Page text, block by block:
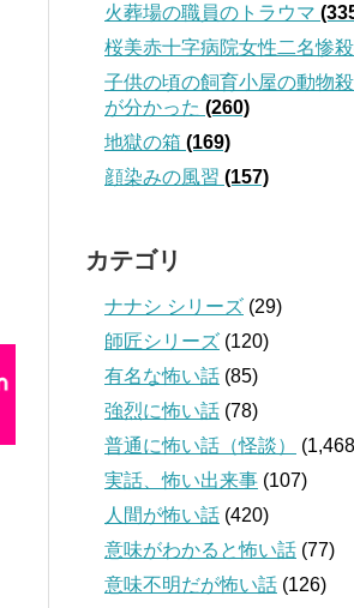
火葬場の職員のトラウマ
桜美赤十字病院女性二名惨
子供の頃の飼育小屋の動物
が分かった (260)
地獄の箱 (169)
顔染みの風習 (157)
カテゴリ
ナナシ シリーズ (29)
師匠シリーズ (120)
有名な怖い話 (85)
強烈に怖い話 (78)
普通に怖い話（怪談）
実話、怖い出来事 (107)
人間が怖い話 (420)
意味がわかると怖い話 (77)
意味不明だが怖い話 (126)